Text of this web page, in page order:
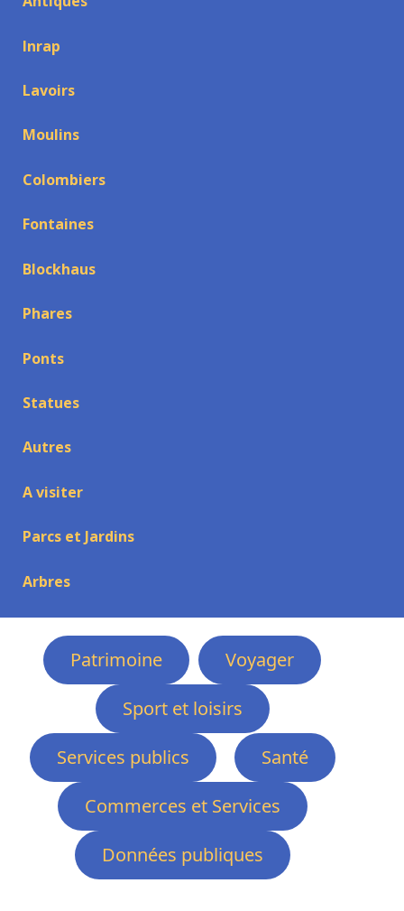
Inrap
Lavoirs
Moulins
Colombiers
Fontaines
Blockhaus
Phares
Ponts
Statues
Autres
A visiter
Parcs et Jardins
Arbres
Patrimoine
Voyager
Sport et loisirs
Services publics
Santé
Commerces et Services
Données publiques